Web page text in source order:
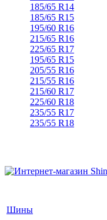
185/65 R14
185/65 R15
195/60 R16
215/65 R16
225/65 R17
195/65 R15
205/55 R16
215/55 R16
215/60 R17
225/60 R18
235/55 R17
235/55 R18
Шины